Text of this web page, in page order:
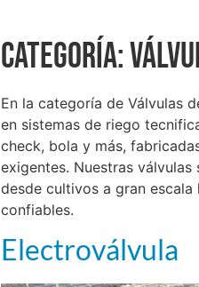
Categoría:
En la categoría de Válvulas
en sistemas de riego
check, bola y más,
exigentes. Nuestras
desde cultivos a gran
confiables.
Electroválvula